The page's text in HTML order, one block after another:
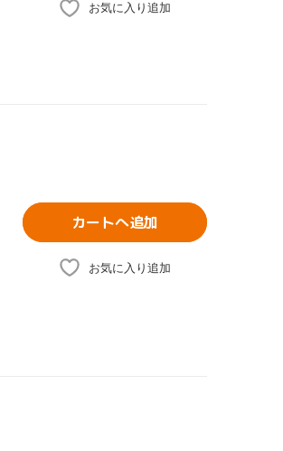
お気に入り追加
カートへ追加
お気に入り追加